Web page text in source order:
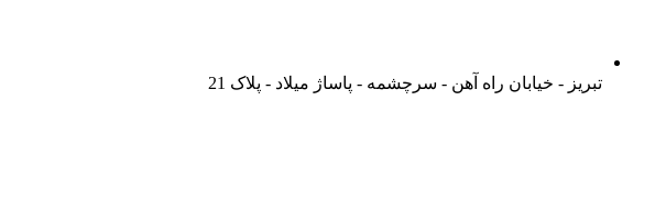
تبریز - خیابان راه آهن - سرچشمه - پاساژ میلاد - پلاک 21